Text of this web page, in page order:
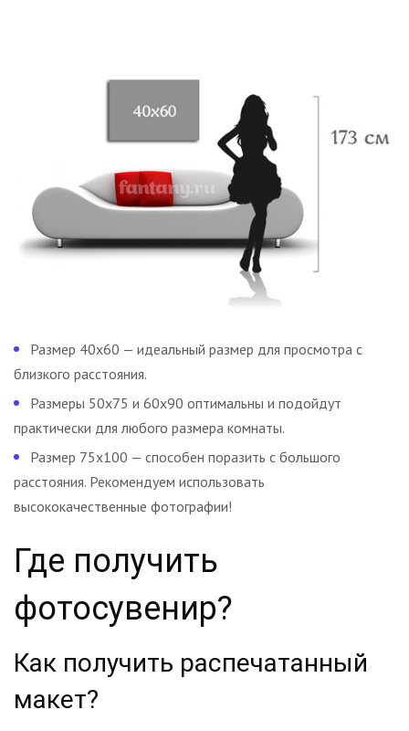
Размер 40х60 — идеальный размер для просмотра с
близкого расстояния.
Размеры 50х75 и 60х90 оптимальны и подойдут
практически для любого размера комнаты.
Размер 75х100 — способен поразить с большого
расстояния. Рекомендуем использовать
высококачественные фотографии!
Где получить
фотосувенир?
Как получить распечатанный
макет?